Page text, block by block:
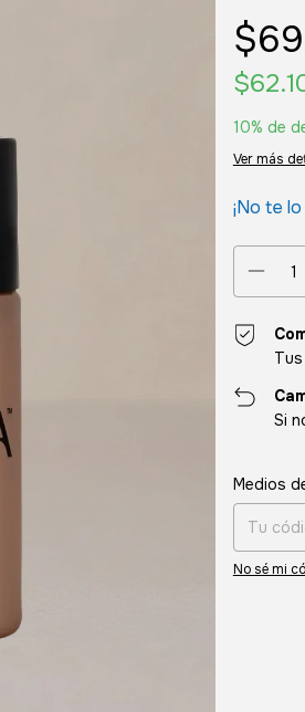
10% de
Ver más
¡No te
Si
Entregas
Medios
No sé mi